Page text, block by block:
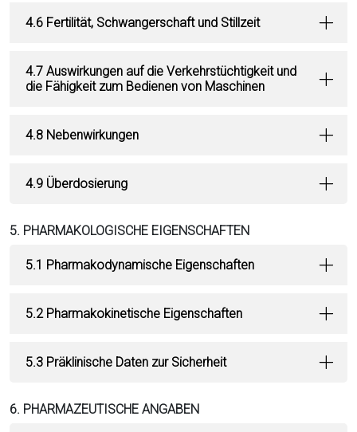
4.6 Fertilität, Schwangerschaft und Stillzeit
4.7 Auswirkungen auf die Verkehrstüchtigkeit und
die Fähigkeit zum Bedienen von Maschinen
4.8 Nebenwirkungen
4.9 Überdosierung
5. PHARMAKOLOGISCHE EIGENSCHAFTEN
5.1 Pharmakodynamische Eigenschaften
5.2 Pharmakokinetische Eigenschaften
5.3 Präklinische Daten zur Sicherheit
6. PHARMAZEUTISCHE ANGABEN